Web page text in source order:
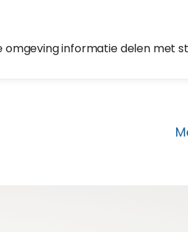
omgeving informatie delen met